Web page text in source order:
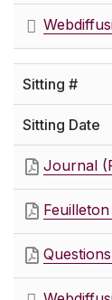
Journal